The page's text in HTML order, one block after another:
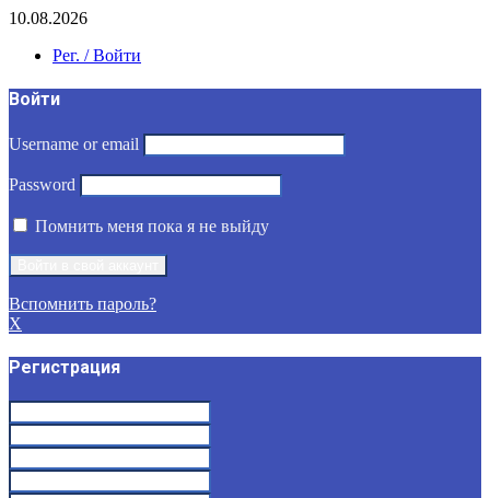
10.08.2026
Рег. / Войти
Войти
Username or email
Password
Помнить меня пока я не выйду
Вспомнить пароль?
X
Регистрация